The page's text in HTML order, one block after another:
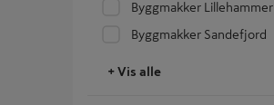
Byggmakker Lillehammer
Byggmakker Sandefjord
+ Vis alle